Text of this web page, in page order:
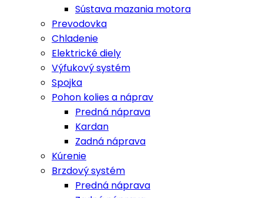
Sústava mazania motora
Prevodovka
Chladenie
Elektrické diely
Výfukový systém
Spojka
Pohon kolies a náprav
Predná náprava
Kardan
Zadná náprava
Kúrenie
Brzdový systém
Predná náprava